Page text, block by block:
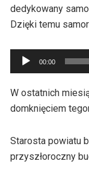
dedykowany
Dzięki temu
Odtwarzacz
plików
dźwiękowych
00:00
W ostatnich
domknięciem
Starosta powiatu
przyszłoroczny